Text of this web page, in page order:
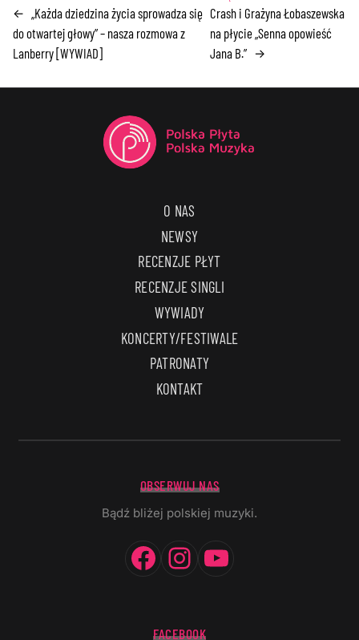
← „Każda dziedzina życia sprowadza się
do otwartej głowy” – nasza rozmowa z
Lanberry [WYWIAD]
Crash i Grażyna Łobaszewska
na płycie „Senna opowieść
Jana B.” →
O NAS
NEWSY
RECENZJE PŁYT
RECENZJE SINGLI
WYWIADY
KONCERTY/FESTIWALE
PATRONATY
KONTAKT
OBSERWUJ NAS
Bądź bliżej polskiej muzyki.
Facebook
Instagram
FACEBOOK